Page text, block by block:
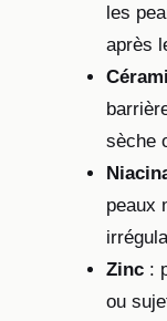
les
après
sèche
peaux
Zinc :
ou